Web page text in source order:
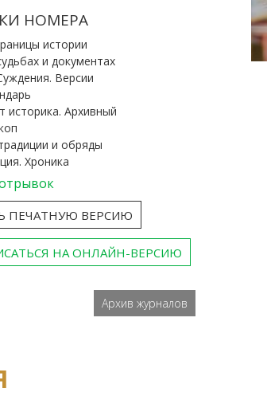
НОМЕРА
истории
и документах
Версии
историка. Архивный
и обряды
Хроника
ПЕЧАТНУЮ ВЕРСИЮ
НА ОНЛАЙН-ВЕРСИЮ
Архив журналов